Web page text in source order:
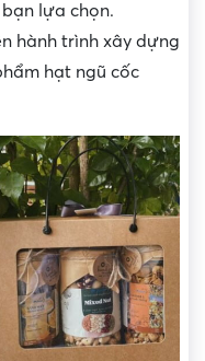
lựa chọn.
hành trình xây dựng
hạt ngũ cốc